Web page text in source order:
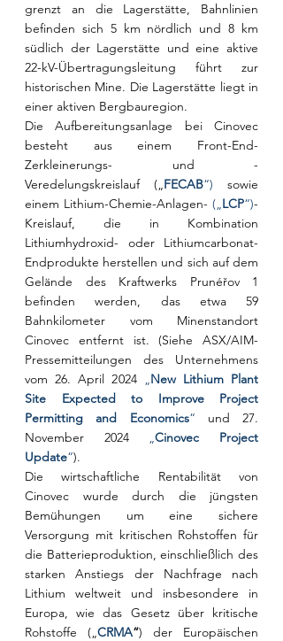
grenzt an die Lagerstätte, Bahnlinien
befinden sich 5 km nördlich und 8 km
südlich der Lagerstätte und eine aktive
22-kV-Übertragungsleitung führt zur
historischen Mine. Die Lagerstätte liegt in
einer aktiven Bergbauregion.
Die Aufbereitungsanlage bei Cinovec
besteht aus einem Front-End-
Zerkleinerungs- und -
Veredelungskreislauf („FECAB“) sowie
einem Lithium-Chemie-Anlagen- („LCP“)-
Kreislauf, die in Kombination
Lithiumhydroxid- oder Lithiumcarbonat-
Endprodukte herstellen und sich auf dem
Gelände des Kraftwerks Prunéřov 1
befinden werden, das etwa 59
Bahnkilometer vom Minenstandort
Cinovec entfernt ist. (Siehe ASX/AIM-
Pressemitteilungen des Unternehmens
vom 26. April 2024 „New Lithium Plant
Site Expected to Improve Project
Permitting and Economics“ und 27.
November 2024 „Cinovec Project
Update“).
Die wirtschaftliche Rentabilität von
Cinovec wurde durch die jüngsten
Bemühungen um eine sichere
Versorgung mit kritischen Rohstoffen für
die Batterieproduktion, einschließlich des
starken Anstiegs der Nachfrage nach
Lithium weltweit und insbesondere in
Europa, wie das Gesetz über kritische
Rohstoffe („CRMA“) der Europäischen